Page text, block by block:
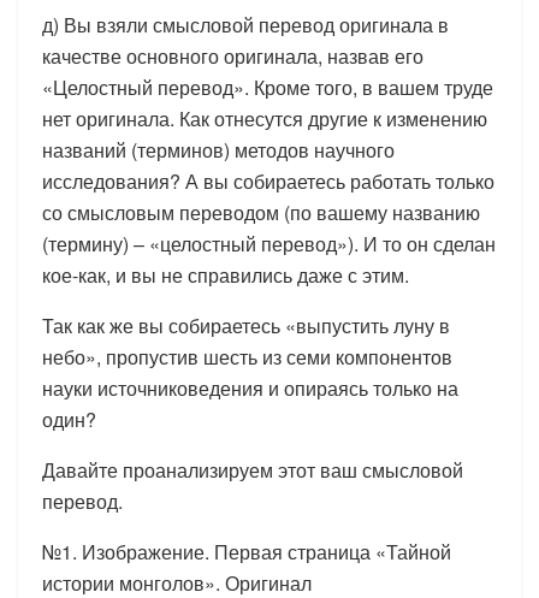
д) Вы взяли смысловой перевод оригинала в
качестве основного оригинала, назвав его
«Целостный перевод». Кроме того, в вашем труде
нет оригинала. Как отнесутся другие к изменению
названий (терминов) методов научного
исследования? А вы собираетесь работать только
со смысловым переводом (по вашему названию
(термину) – «целостный перевод»). И то он сделан
кое-как, и вы не справились даже с этим.
Так как же вы собираетесь «выпустить луну в
небо», пропустив шесть из семи компонентов
науки источниковедения и опираясь только на
один?
Давайте проанализируем этот ваш смысловой
перевод.
№1. Изображение. Первая страница «Тайной
истории монголов». Оригинал